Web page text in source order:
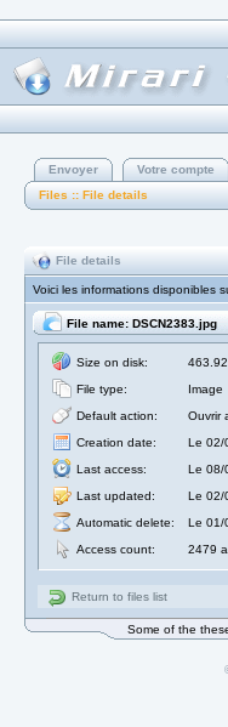
Envoyer Votre compte
Files :: File details
File details
Voici les informations disponibles
File name: DSCN2383.jpg
Size on disk:
File type:
Image
Default action:
Ouvrir
Creation date:
Le 02/
Last access:
Le 08/
Last updated:
Le 02/
Automatic delete:
Le 01/
Access count:
2479
Return to files list
Some of the